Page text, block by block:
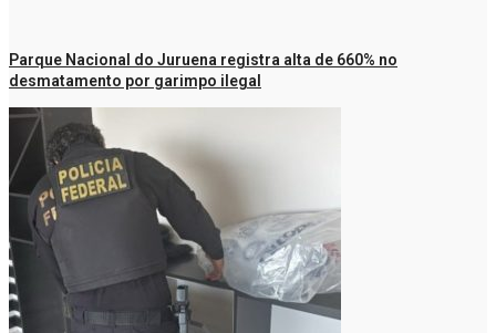
Parque Nacional do Juruena registra alta de 660% no
desmatamento por garimpo ilegal